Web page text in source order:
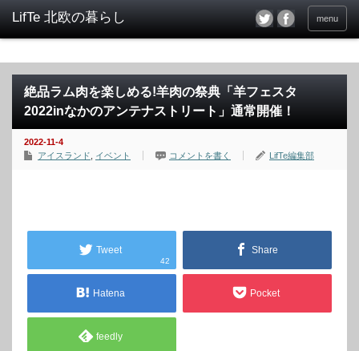
menu
絶品ラム肉を楽しめる!羊肉の祭典「羊フェスタ
2022inなかのアンテナストリート」通常開催！
2022-11-4
アイスランド
イベント コメントを書く LifTe編集部
Tweet
42
Share
Hatena Pocket
feedly